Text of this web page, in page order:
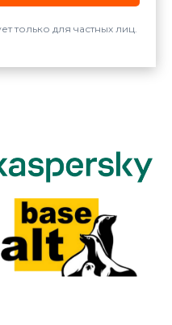
только для частных лиц.